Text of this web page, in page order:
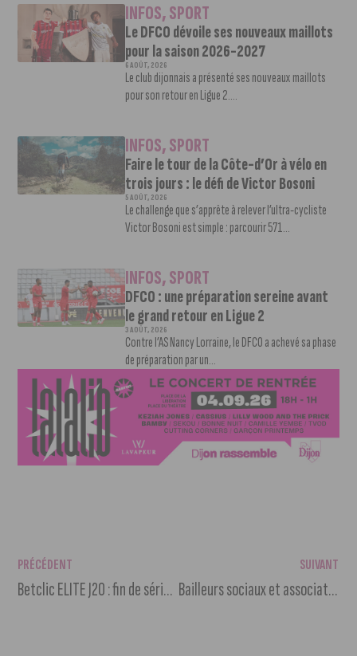
INFOS,SPORT
Le DFCO dévoile ses nouveaux maillots
pour la saison 2026-2027
6 AOÛT, 2026
Le club dijonnais a présenté ses nouveaux maillots
pour son retour en Ligue 2....
INFOS,SPORT
Faire le tour de la Côte-d’Or à vélo en
trois jours : le défi de Victor Bosoni
5 AOÛT, 2026
Le challenge que s’apprête à relever l’ultra-cycliste
Victor Bosoni est simple : parcourir 571...
INFOS,SPORT
DFCO : une préparation sereine avant
le grand retour en Ligue 2
3 AOÛT, 2026
Contre l’AS Nancy Lorraine, le DFCO a achevé sa phase
de préparation par un...
PRÉCÉDENT
Betclic ELITE J20 : fin de série à domicile pour la JDA face au Limoges CSP
SUIVANT
Bailleurs sociaux et associations unis contre les violences conjugales